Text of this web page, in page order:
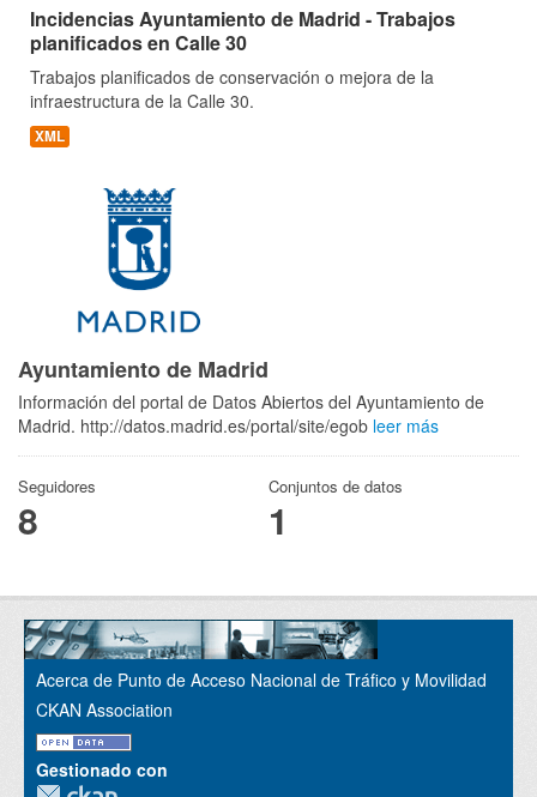
Incidencias Ayuntamiento de Madrid - Trabajos
planificados en Calle 30
Trabajos planificados de conservación o mejora de la
infraestructura de la Calle 30.
XML
Ayuntamiento de Madrid
Información del portal de Datos Abiertos del Ayuntamiento de
Madrid. http://datos.madrid.es/portal/site/egob leer más
Seguidores
8
Conjuntos de datos
1
Acerca de Punto de Acceso Nacional de Tráfico y Movilidad
CKAN Association
Gestionado con